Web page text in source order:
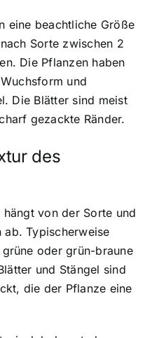
eine beachtliche Größe
Sorte zwischen 2
Die Pflanzen haben
und
Die Blätter sind meist
gezackte Ränder.
des
von der Sorte und
ab. Typischerweise
oder grün-braune
und Stängel sind
die der Pflanze eine